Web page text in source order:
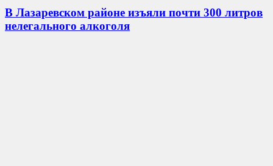
В Лазаревском районе изъяли почти 300 литров
нелегального алкоголя